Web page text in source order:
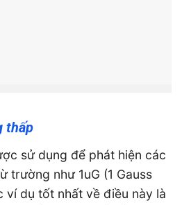
thấp
sử dụng để phát hiện các
trường như 1uG (1 Gauss
ví dụ tốt nhất về điều này là